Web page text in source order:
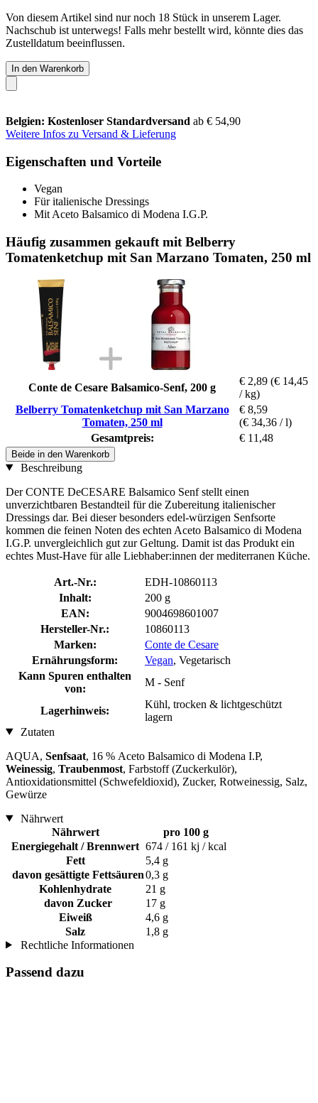
Von diesem Artikel sind nur noch 18 Stück in unserem Lager.
Nachschub ist unterwegs! Falls mehr bestellt wird, könnte dies das
Zustelldatum beeinflussen.
In den Warenkorb
Belgien: Kostenloser Standardversand ab € 54,90
Weitere Infos zu Versand & Lieferung
Eigenschaften und Vorteile
Vegan
Für italienische Dressings
Mit Aceto Balsamico di Modena I.G.P.
Häufig zusammen gekauft mit Belberry
Tomatenketchup mit San Marzano Tomaten, 250 ml
Conte de Cesare Balsamico-Senf, 200 g
€ 2,89 (€ 14,45
/ kg)
Belberry Tomatenketchup mit San Marzano
Tomaten, 250 ml
€ 8,59
(€ 34,36 / l)
Gesamtpreis:
€ 11,48
Beide in den Warenkorb
Beschreibung
Der CONTE DeCESARE Balsamico Senf stellt einen
unverzichtbaren Bestandteil für die Zubereitung italienischer
Dressings dar. Bei dieser besonders edel-würzigen Senfsorte
kommen die feinen Noten des echten Aceto Balsamico di Modena
I.G.P. unvergleichlich gut zur Geltung. Damit ist das Produkt ein
echtes Must-Have für alle Liebhaber:innen der mediterranen Küche.
Art.-Nr.:
EDH-10860113
Inhalt:
200 g
EAN:
9004698601007
Hersteller-Nr.:
10860113
Marken:
Conte de Cesare
Ernährungsform:
Vegan, Vegetarisch
Kann Spuren enthalten
von:
M - Senf
Lagerhinweis:
Kühl, trocken & lichtgeschützt
lagern
Zutaten
AQUA, Senfsaat, 16 % Aceto Balsamico di Modena I.P,
Weinessig, Traubenmost, Farbstoff (Zuckerkulör),
Antioxidationsmittel (Schwefeldioxid), Zucker, Rotweinessig, Salz,
Gewürze
Nährwert
Nährwert
pro 100 g
Energiegehalt / Brennwert 674 / 161 kj / kcal
Fett
5,4 g
davon gesättigte Fettsäuren0,3 g
Kohlenhydrate
21 g
davon Zucker
17 g
Eiweiß
4,6 g
Salz
1,8 g
Rechtliche Informationen
Passend dazu